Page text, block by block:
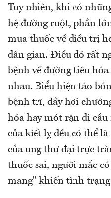
Tuy nhiên, khi có
hệ đường ruột, phần
mua thuốc về điều trị
dân gian. Điều đó rất
bệnh về đường tiêu
nhau. Biểu hiện táo
bệnh trĩ, đầy hơi
hóa hay mót rặn đi
của kiết lỵ đều có thể
của ung thư đại trực
thuốc sai, người mắc
mang" khiến tình trạng